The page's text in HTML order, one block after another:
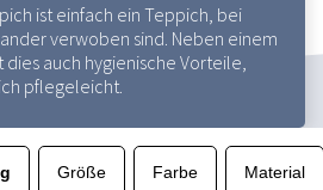
ist einfach ein Teppich, bei
verwoben sind. Neben einem
dies auch hygienische Vorteile,
pflegeleicht.
Größe Farbe Material